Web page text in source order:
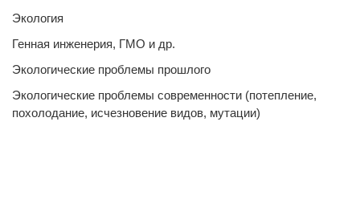
Экология
Генная инженерия, ГМО и др.
Экологические проблемы прошлого
Экологические проблемы современности (потепление,
похолодание, исчезновение видов, мутации)